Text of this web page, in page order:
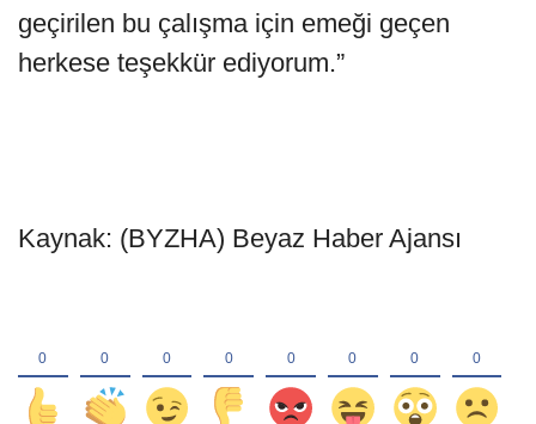
geçirilen bu çalışma için emeği geçen
herkese teşekkür ediyorum.”
Kaynak: (BYZHA) Beyaz Haber Ajansı